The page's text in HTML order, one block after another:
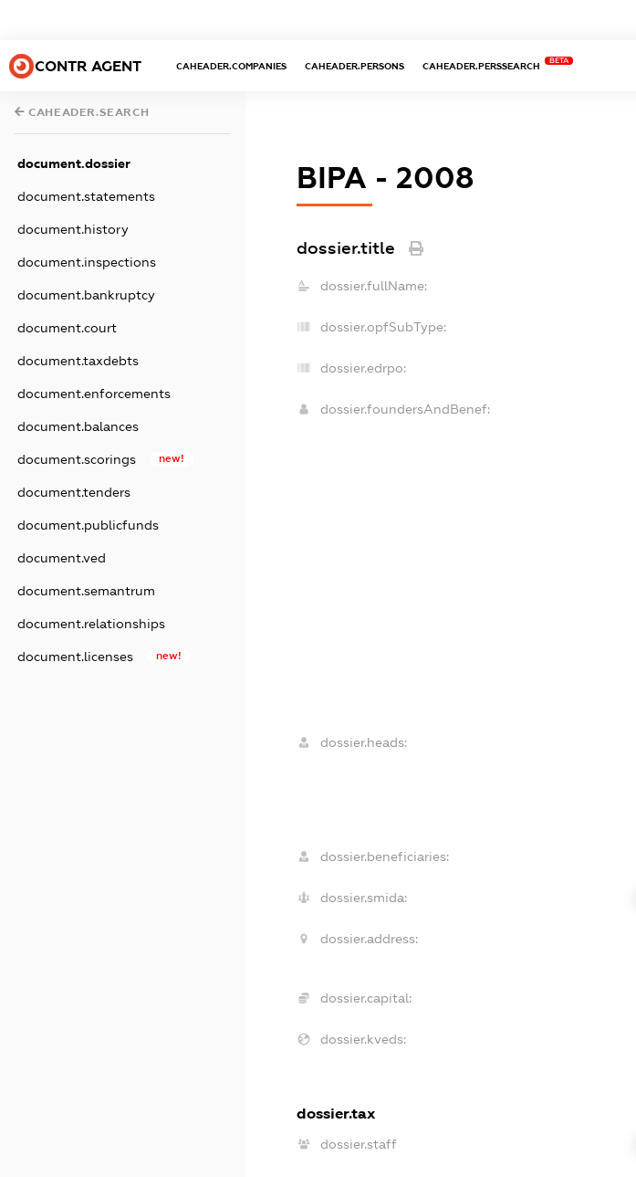
CONTR AGENT CAHEADER.COMPANIES CAHEADER.PERSONS CAHEADER.PERSSEARCH
BETA
CAHEADER.SEARCH
document.dossier
document.statements
document.history
document.inspections
document.bankruptcy
document.court
document.taxdebts
document.enforcements
document.balances
document.scorings new!
document.tenders
document.publicfunds
document.ved
document.semantrum
document.relationships
document.licenses new!
ВІРА - 2008
dossier.title
dossier.fullName:
dossier.opfSubType:
dossier.edrpo:
dossier.foundersAndBenef:
dossier.heads:
dossier.beneficiaries:
dossier.smida:
dossier.address:
dossier.capital:
dossier.kveds:
dossier.tax
dossier.staff